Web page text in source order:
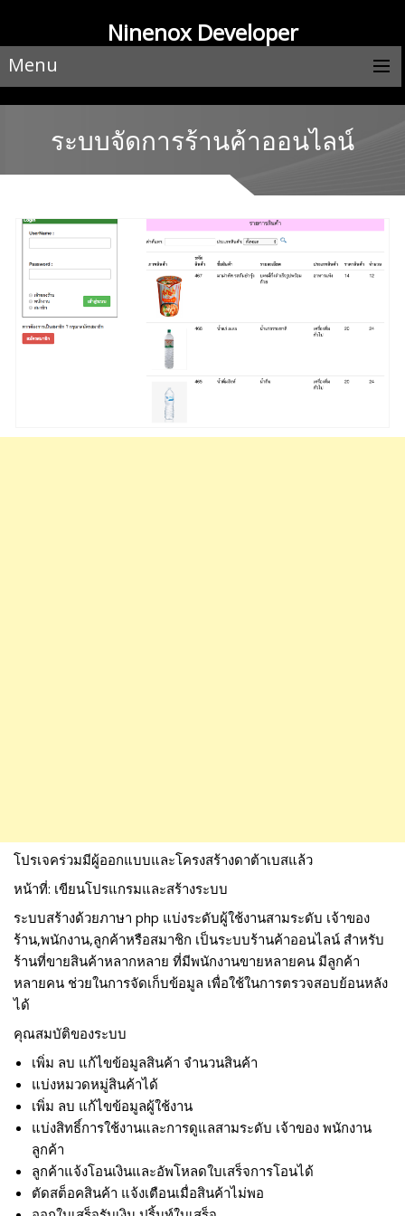
Ninenox Developer
Menu
ระบบจัดการร้านค้าออนไลน์
โปรเจคร่วมมีผู้ออกแบบและโครงสร้างดาต้าเบสแล้ว
หน้าที่: เขียนโปรแกรมและสร้างระบบ
ระบบสร้างด้วยภาษา php แบ่งระดับผู้ใช้งานสามระดับ เจ้าของ
ร้าน,พนักงาน,ลูกค้าหรือสมาชิก เป็นระบบร้านค้าออนไลน์ สำหรับ
ร้านที่ขายสินค้าหลากหลาย ที่มีพนักงานขายหลายคน มีลูกค้า
หลายคน ช่วยในการจัดเก็บข้อมูล เพื่อใช้ในการตรวจสอบย้อนหลัง
ได้
คุณสมบัติของระบบ
เพิ่ม ลบ แก้ไขข้อมูลสินค้า จำนวนสินค้า
แบ่งหมวดหมู่สินค้าได้
เพิ่ม ลบ แก้ไขข้อมูลผู้ใช้งาน
แบ่งสิทธิ์การใช้งานและการดูแลสามระดับ เจ้าของ พนักงาน
ลูกค้า
ลูกค้าแจ้งโอนเงินและอัพโหลดใบเสร็จการโอนได้
ตัดสต็อคสินค้า แจ้งเตือนเมื่อสินค้าไม่พอ